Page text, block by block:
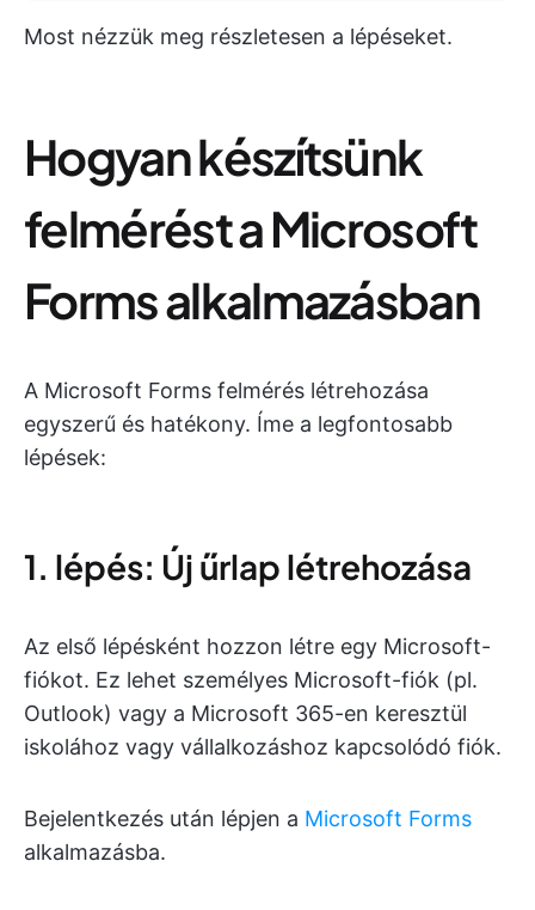
Most nézzük meg részletesen a lépéseket.
Hogyan készítsünk
felmérést a Microsoft
Forms alkalmazásban
A Microsoft Forms felmérés létrehozása
egyszerű és hatékony. Íme a legfontosabb
lépések:
1. lépés: Új űrlap létrehozása
Az első lépésként hozzon létre egy Microsoft-
fiókot. Ez lehet személyes Microsoft-fiók (pl.
Outlook) vagy a Microsoft 365-en keresztül
iskolához vagy vállalkozáshoz kapcsolódó fiók.
Bejelentkezés után lépjen a Microsoft Forms
alkalmazásba.